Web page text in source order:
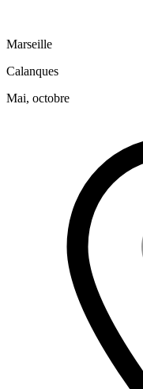
Marseille
Calanques
Mai, octobre